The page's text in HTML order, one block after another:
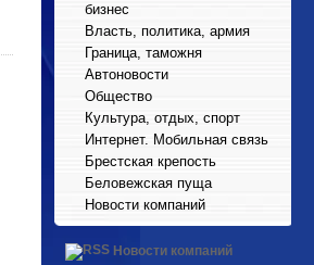
бизнес
Власть, политика, армия
Граница, таможня
Автоновости
Общество
Культура, отдых, спорт
Интернет. Мобильная связь
Брестская крепость
Беловежская пуща
Новости компаний
Новости компаний